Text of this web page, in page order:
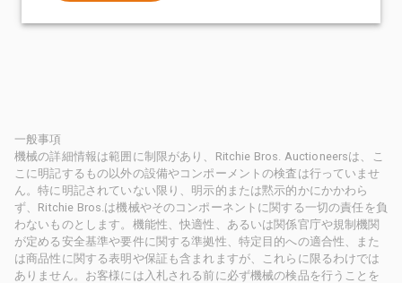
一般事項
機械の詳細情報は範囲に制限があり、Ritchie Bros. Auctioneersは、こ
こに明記するもの以外の設備やコンポーメントの検査は行っていませ
ん。特に明記されていない限り、明示的または黙示的かにかかわら
ず、Ritchie Bros.は機械やそのコンポーネントに関する一切の責任を負
わないものとします。機能性、快適性、あるいは関係官庁や規制機関
が定める安全基準や要件に関する準拠性、特定目的への適合性、また
は商品性に関する表明や保証も含まれますが、これらに限るわけでは
ありません。お客様には入札される前に必ず機械の検品を行うことを